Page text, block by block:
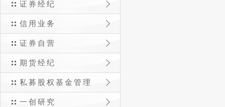
证券经纪
信用业务
证券自营
期货经纪
私募股权基金管理
一创研究